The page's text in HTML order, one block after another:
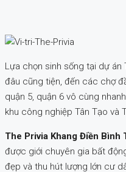
Lựa chọn sinh sống tại dự án
đâu cũng tiện, đến các chợ
quận 5, quận 6 vô cùng
khu công nghiệp Tân Tạo và
The Privia Khang Điền Bình
được giới chuyên gia bất
đẹp và thu hút lượng lớn cư